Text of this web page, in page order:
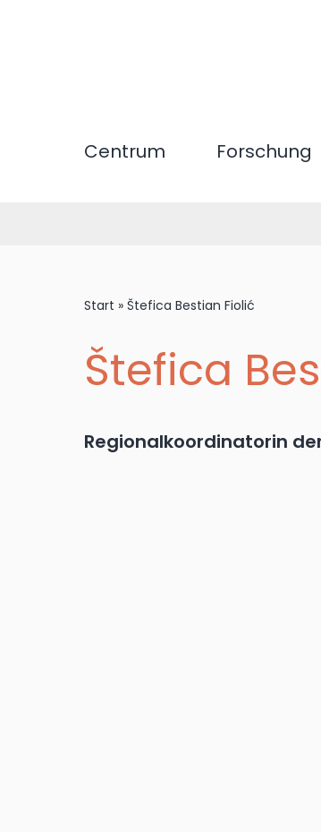
Centrum Forschung
Start » Štefica Bestian Fiolić
Štefica
Regionalkoordinatorin